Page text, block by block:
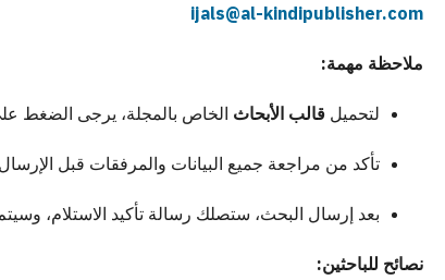
ijals@al-kindipublisher.com
ملاحظة مهمة:
لتحميل قالب الأبحاث الخاص بالمجلة، يرجى الضغط
تأكد من مراجعة جميع البيانات والمرفقات قبل
بعد إرسال البحث، ستصلك رسالة تأكيد الاستلام،
نصائح للباحثين: